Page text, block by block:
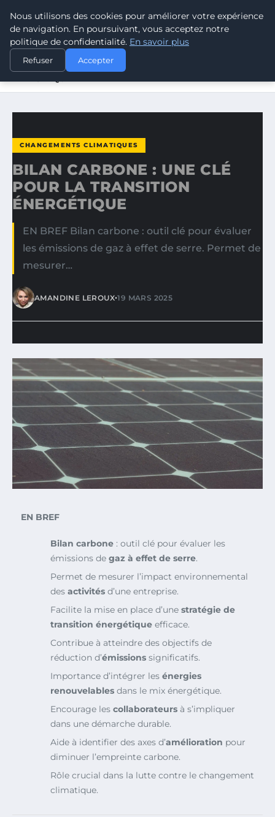
CLIMATE GUARDIAN
ACCUEIL
CHANGEMENTS CLIMATIQUES
BILAN CARBONE : UNE CLÉ POUR LA TRANSITION
CHANGEMENTS CLIMATIQUES
BILAN CARBONE : UNE CLÉ
POUR LA TRANSITION
ÉNERGÉTIQUE
EN BREF Bilan carbone : outil clé pour évaluer
les émissions de gaz à effet de serre. Permet de
mesurer…
AMANDINE LEROUX•19 MARS 2025
EN BREF
Bilan carbone : outil clé pour évaluer les
émissions de gaz à effet de serre.
Permet de mesurer l’impact environnemental
des activités d’une entreprise.
Facilite la mise en place d’une stratégie de
transition énergétique efficace.
Contribue à atteindre des objectifs de
réduction d’émissions significatifs.
Importance d’intégrer les énergies
renouvelables dans le mix énergétique.
Encourage les collaborateurs à s’impliquer
dans une démarche durable.
Aide à identifier des axes d’amélioration pour
diminuer l’empreinte carbone.
Rôle crucial dans la lutte contre le changement
climatique.
Nous utilisons des cookies pour améliorer votre expérience
de navigation. En poursuivant, vous acceptez notre
politique de confidentialité. En savoir plus
Refuser Accepter